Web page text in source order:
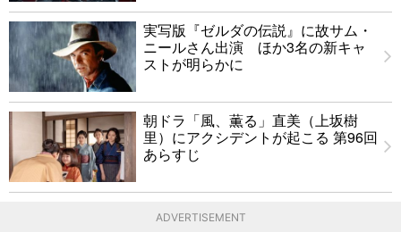
実写版『ゼルダの伝説』に故サム・
ニールさん出演 ほか3名の新キャ
ストが明らかに
朝ドラ「風、薫る」直美（上坂樹
里）にアクシデントが起こる 第96回
あらすじ
ADVERTISEMENT